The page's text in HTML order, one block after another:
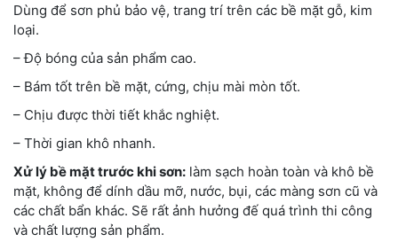
Dùng để sơn phủ bảo vệ, trang trí trên các bề mặt gỗ, kim
loại.
– Độ bóng của sản phẩm cao.
– Bám tốt trên bề mặt, cứng, chịu mài mòn tốt.
– Chịu được thời tiết khắc nghiệt.
– Thời gian khô nhanh.
Xử lý bề mặt trước khi sơn: làm sạch hoàn toàn và khô bề
mặt, không để dính dầu mỡ, nước, bụi, các màng sơn cũ và
các chất bẩn khác. Sẽ rất ảnh hưởng đế quá trình thi công
và chất lượng sản phẩm.